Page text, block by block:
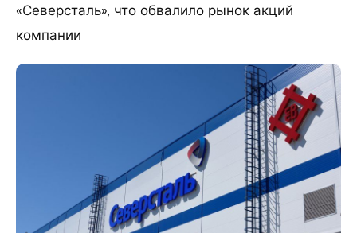
«Северсталь», что обвалило рынок акций
компании